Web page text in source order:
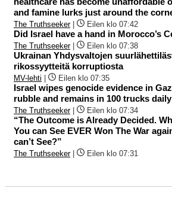
and famine lurks just around the
The Truthseeker| Eilen klo 07:42
Did Israel have a hand in Morocco’s
The Truthseeker| Eilen klo 07:38
Ukrainan Yhdysvaltojen
rikossyytteitä korruptiosta
MV-lehti Eilen klo 07:35
Israel wipes genocide evidence in
rubble and remains in 100 trucks daily
The Truthseeker| Eilen klo 07:34
“The Outcome is Already Decided.
You can See EVER Won The War
can’t See?”
The Truthseeker| Eilen klo 07:31